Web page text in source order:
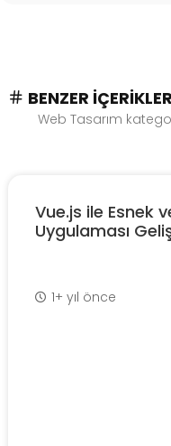
BENZER İÇERIKLER
Web Tasarım
Vue.js ile Esnek
Uygulaması
1+ yıl önce